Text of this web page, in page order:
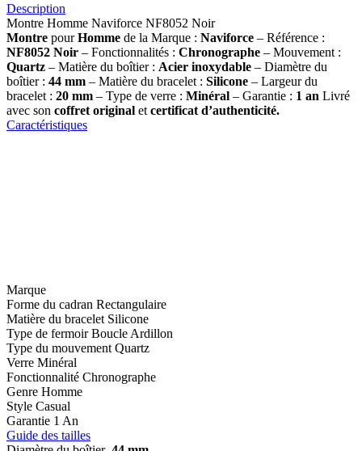
Description
Montre Homme Naviforce NF8052 Noir
Montre pourHomme de la Marque : Naviforce – Référence :
NF8052 Noir – Fonctionnalités : Chronographe – Mouvement :
Quartz – Matière du boîtier : Acier inoxydable – Diamètre du
boîtier : 44 mm – Matière du bracelet : Silicone – Largeur du
bracelet : 20 mm – Type de verre : Minéral – Garantie : 1 an Livré
avec son coffret original et certificat d’authenticité.
Caractéristiques
Marque
Forme du cadran Rectangulaire
Matière du bracelet Silicone
Type de fermoir Boucle Ardillon
Type du mouvement Quartz
Verre Minéral
Fonctionnalité Chronographe
Genre Homme
Style Casual
Garantie 1 An
Guide des tailles